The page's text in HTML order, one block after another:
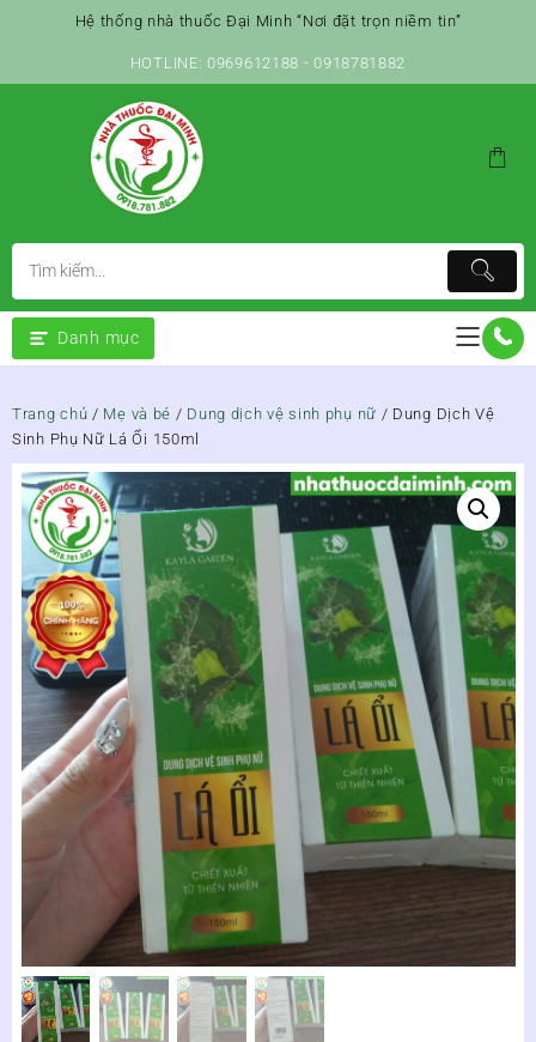
Hệ thống nhà thuốc Đại Minh “Nơi đặt trọn niềm tin”
HOTLINE: 0969612188 - 0918781882
Danh mục
Trang chủ / Mẹ và bé / Dung dịch vệ sinh phụ nữ / Dung Dịch Vệ
Sinh Phụ Nữ Lá Ổi 150ml